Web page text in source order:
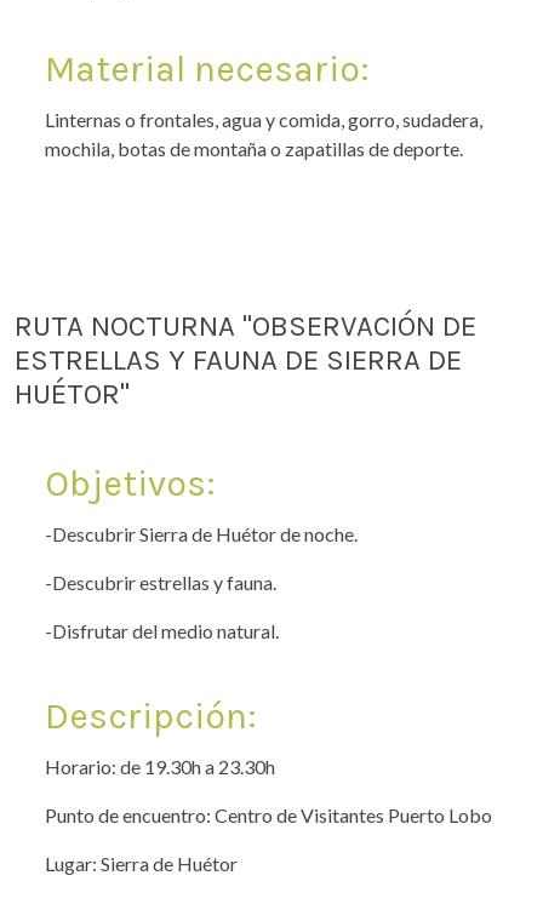
Material necesario:
Linternas o frontales, agua y comida, gorro, sudadera,
mochila, botas de montaña o zapatillas de deporte.
RUTA NOCTURNA "OBSERVACIÓN DE
ESTRELLAS Y FAUNA DE SIERRA DE
HUÉTOR"
Objetivos:
-Descubrir Sierra de Huétor de noche.
-Descubrir estrellas y fauna.
-Disfrutar del medio natural.
Descripción:
Horario: de 19.30h a 23.30h
Punto de encuentro: Centro de Visitantes Puerto Lobo
Lugar: Sierra de Huétor